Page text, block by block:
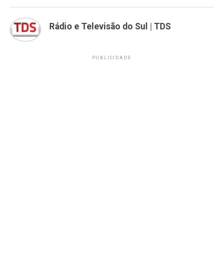
Rádio e Televisão do Sul | TDS
PUBLICIDADE